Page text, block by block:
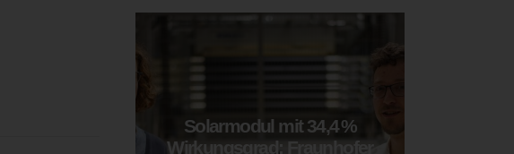
Solarmodul mit 34,4 %
Wirkungsgrad: Fraunhofer